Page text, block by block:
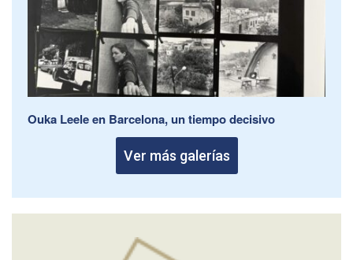
Ouka Leele en Barcelona, un tiempo decisivo
Ver más galerías